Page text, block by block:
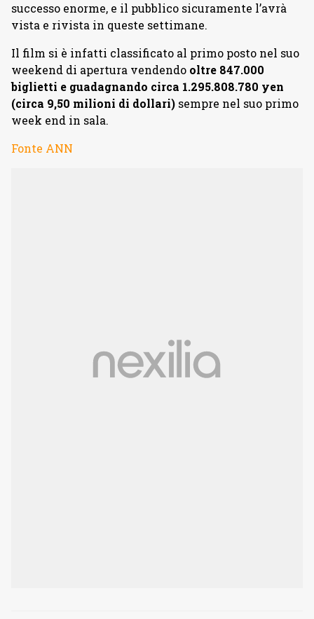
successo enorme, e il pubblico sicuramente l’avrà
vista e rivista in queste settimane.
Il film si è infatti classificato al primo posto nel suo
weekend di apertura vendendo oltre 847.000
biglietti e guadagnando circa 1.295.808.780 yen
(circa 9,50 milioni di dollari) sempre nel suo primo
week end in sala.
Fonte ANN